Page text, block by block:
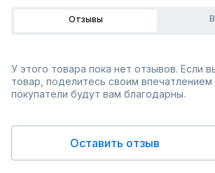
Отзывы
У этого товара пока нет отзывов. Если
товар, поделитесь своим
покупатели будут вам благодарны.
Оставить отзыв